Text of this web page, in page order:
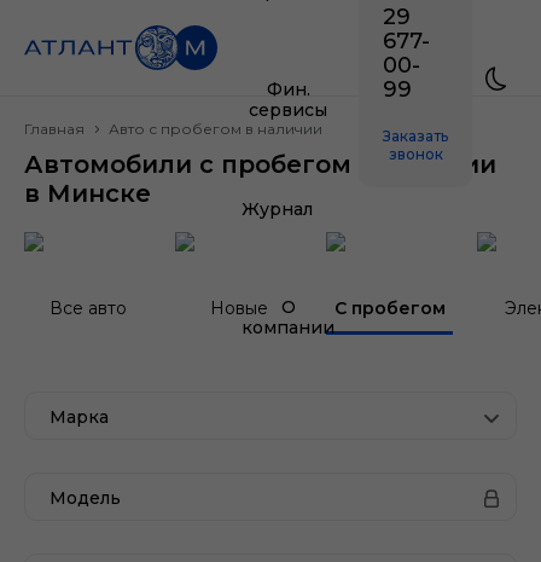
Фин.
сервисы
Журнал
О
компании
29
677-
00-
99
Заказать
звонок
Главная Авто с пробегом в наличии
Автомобили с пробегом в наличии
в Минске
Все авто Новые С пробегом
Марка
Модель